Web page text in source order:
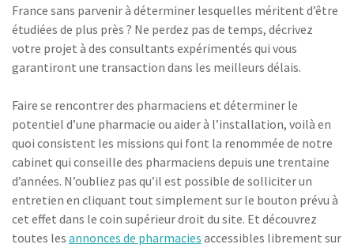
France sans parvenir à déterminer lesquelles méritent d’être
étudiées de plus près ? Ne perdez pas de temps, décrivez
votre projet à des consultants expérimentés qui vous
garantiront une transaction dans les meilleurs délais.
Faire se rencontrer des pharmaciens et déterminer le
potentiel d’une pharmacie ou aider à l’installation, voilà en
quoi consistent les missions qui font la renommée de notre
cabinet qui conseille des pharmaciens depuis une trentaine
d’années. N’oubliez pas qu’il est possible de solliciter un
entretien en cliquant tout simplement sur le bouton prévu à
cet effet dans le coin supérieur droit du site. Et découvrez
toutes les annonces de pharmacies accessibles librement sur